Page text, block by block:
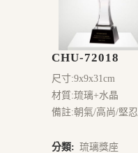
CHU-72018
尺寸:9x9x31cm
材質:琉璃+水晶
備註:朝氣/高尚/堅忍
分類: 琉璃獎座